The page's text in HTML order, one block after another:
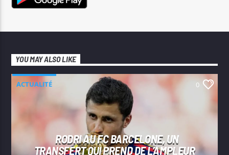
YOU MAY ALSO LIKE
ACTUALITÉ 0
RODRI AU FC BARCELONE, UN
TRANSFERT QUI PREND DE L’AMPLEUR